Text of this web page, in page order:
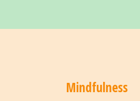
Mindfulness